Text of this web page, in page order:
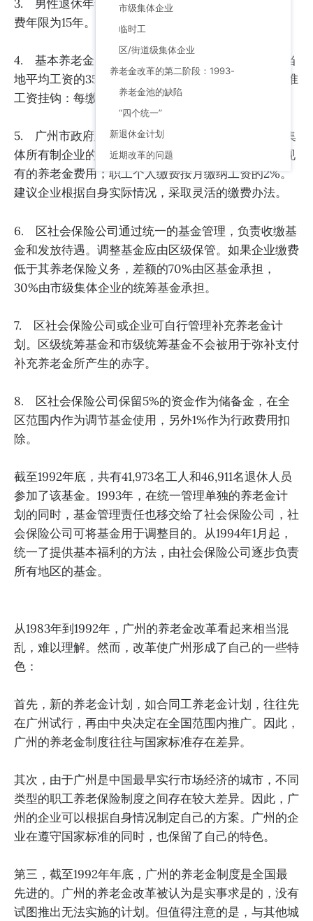
3. 男性退休年龄为60岁，女性退休年龄为55岁，缴
费年限为15年。对于病残工人，可以灵活处理。
4. 基本养老金为城镇集体所有制企业职工退休当年当
地平均工资的35%。补充养老金与缴费年限和最终标准
工资挂钩：每缴费一年，补贴标准工资的1%。
5. 广州市政府建议企业采用相同的缴费比例。市属集
体所有制企业的缴费基数应为工资总额的23.5%加上现
有的养老金费用；职工个人缴费按月缴纳工资的2%。
建议企业根据自身实际情况，采取灵活的缴费办法。
6. 区社会保险公司通过统一的基金管理，负责收缴基
金和发放待遇。调整基金应由区级保管。如果企业缴费
低于其养老保险义务，差额的70%由区基金承担，
30%由市级集体企业的统筹基金承担。
7. 区社会保险公司或企业可自行管理补充养老金计
划。区级统筹基金和市级统筹基金不会被用于弥补支付
补充养老金所产生的赤字。
8. 区社会保险公司保留5%的资金作为储备金，在全
区范围内作为调节基金使用，另外1%作为行政费用扣
除。
截至1992年底，共有41,973名工人和46,911名退休人员
参加了该基金。1993年，在统一管理单独的养老金计
划的同时，基金管理责任也移交给了社会保险公司，社
会保险公司可将基金用于调整目的。从1994年1月起，
统一了提供基本福利的方法，由社会保险公司逐步负责
所有地区的基金。
从1983年到1992年，广州的养老金改革看起来相当混
乱，难以理解。然而，改革使广州形成了自己的一些特
色：
首先，新的养老金计划，如合同工养老金计划，往往先
在广州试行，再由中央决定在全国范围内推广。因此，
广州的养老金制度往往与国家标准存在差异。
其次，由于广州是中国最早实行市场经济的城市，不同
类型的职工养老保险制度之间存在较大差异。因此，广
州的企业可以根据自身情况制定自己的方案。广州的企
业在遵守国家标准的同时，也保留了自己的特色。
第三，截至1992年年底，广州的养老金制度是全国最
先进的。广州的养老金改革被认为是实事求是的，没有
试图推出无法实施的计划。但值得注意的是，与其他城
市级集体企业
临时工
区/街道级集体企业
养老金改革的第二阶段：1993-
养老金池的缺陷
“四个统一”
新退休金计划
近期改革的问题